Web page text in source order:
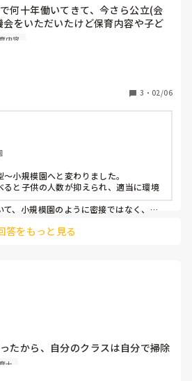
何十年働いてきて、今さら公立(会
をいただいたけど保育内容や子ど
広さに、ギャップを感じ疲れてしま
内容
3 ・ 02/06
小規模園へと変わりました。
ると子供の人数が抑えられ、適当に環境
て、小規模園のように密接ではなく、楽
度に（人間関係に）ストレスを感じる毎
答をもっと見る
たから、自分のクラスは自分で掃除
士